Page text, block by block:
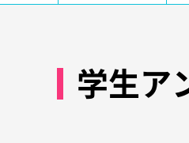
学生ア